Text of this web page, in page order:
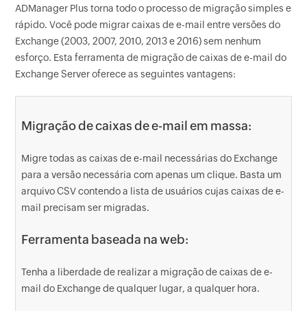
ADManager Plus torna todo o processo de migração simples e
rápido. Você pode migrar caixas de e-mail entre versões do
Exchange (2003, 2007, 2010, 2013 e 2016) sem nenhum
esforço. Esta ferramenta de migração de caixas de e-mail do
Exchange Server oferece as seguintes vantagens:
Migração de caixas de e-mail em massa:
Migre todas as caixas de e-mail necessárias do Exchange
para a versão necessária com apenas um clique. Basta um
arquivo CSV contendo a lista de usuários cujas caixas de e-
mail precisam ser migradas.
Ferramenta baseada na web:
Tenha a liberdade de realizar a migração de caixas de e-
mail do Exchange de qualquer lugar, a qualquer hora.